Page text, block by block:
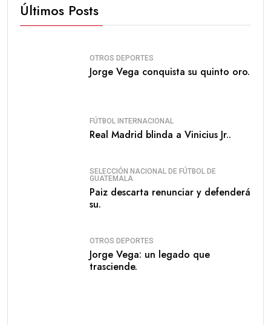
Últimos Posts
OTROS DEPORTES
Jorge Vega conquista su quinto oro.
FÚTBOL INTERNACIONAL
Real Madrid blinda a Vinicius Jr..
SELECCIÓN NACIONAL DE FÚTBOL DE
GUATEMALA
Paiz descarta renunciar y defenderá
su.
OTROS DEPORTES
Jorge Vega: un legado que
trasciende.